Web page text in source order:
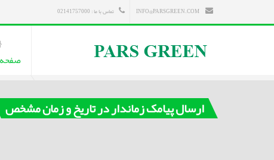
تماس با ما : 02141757000
ارسال پیامک زماندار در تاریخ و زمان مشخص